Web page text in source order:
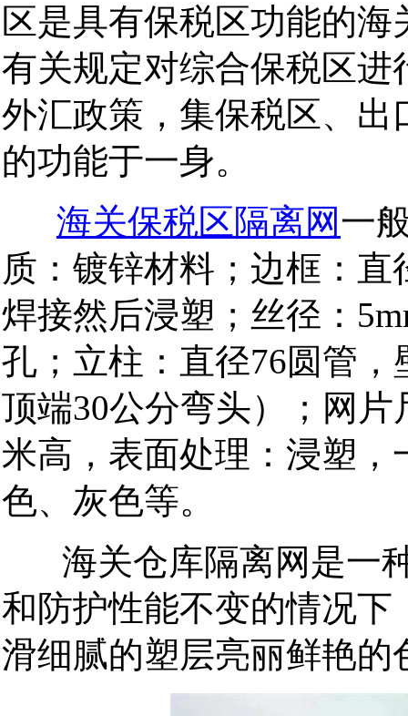
区是具有保税区功能的
有关规定对综合保税区
外汇政策，集保税区、
的功能于一身。
海关保税区隔离网 一
质：镀锌材料； 边框：直
焊接然后浸塑； 丝径：
孔； 立柱：直径76圆管，
顶端30公分弯头）； 网片
米高， 表面处理：浸塑，
色、灰色等。
海关仓库隔离网 是一
和防护性能不变的情况
滑细腻的塑层亮丽鲜艳的